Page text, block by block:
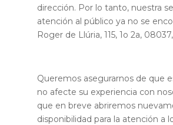
dirección. Por lo tanto, nuestra
atención al público ya no se
Roger de Llúria, 115, 1o 2a,
Queremos asegurarnos de que
no afecte su experiencia con
que en breve abriremos
disponibilidad para la atención a